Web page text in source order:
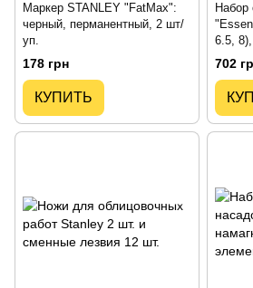
Маркер STANLEY "FatMax":
черный, перманентный, 2 шт/
уп.
178 грн
КУПИТЬ
Набор
6.5,
702